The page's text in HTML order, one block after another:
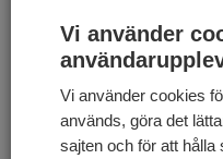
denna fond
andra
privata investerare.
Vanguard Health
US IMI Health
Vi använder
Vi använder cookies
används, göra det
sajten och för att hålla